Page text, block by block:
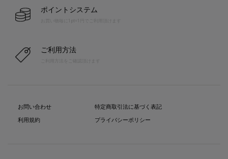
ポイントシステム
お買い物毎に1pt=1円でご利用頂けます
ご利用方法
お問い合わせ
利用規約
特定商取引法に基づく表記
プライバシーポリシー